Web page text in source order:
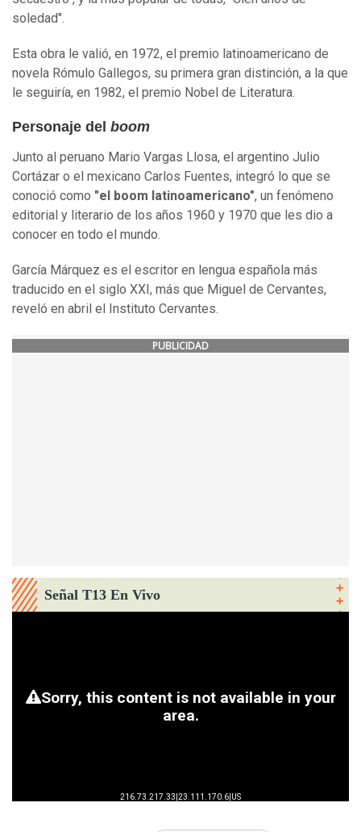
soledad".
Esta obra le valió, en 1972, el premio latinoamericano de
novela Rómulo Gallegos, su primera gran distinción, a la que
le seguiría, en 1982, el premio Nobel de Literatura.
Personaje del boom
Junto al peruano Mario Vargas Llosa, el argentino Julio
Cortázar o el mexicano Carlos Fuentes, integró lo que se
conoció como "el boom latinoamericano", un fenómeno
editorial y literario de los años 1960 y 1970 que les dio a
conocer en todo el mundo.
García Márquez es el escritor en lengua española más
traducido en el siglo XXI, más que Miguel de Cervantes,
reveló en abril el Instituto Cervantes.
PUBLICIDAD
Señal T13 En Vivo